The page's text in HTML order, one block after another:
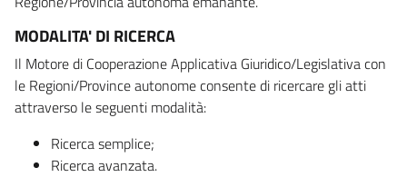
MODALITA' DI RICERCA
Il Motore di Cooperazione Applicativa Giuridico/Legislativa con
le Regioni/Province autonome consente di ricercare gli atti
attraverso le seguenti modalità:
Ricerca semplice;
Ricerca avanzata.